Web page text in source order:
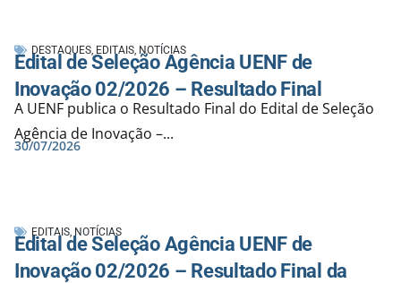
DESTAQUES, EDITAIS, NOTÍCIAS
Edital de Seleção Agência UENF de
Inovação 02/2026 – Resultado Final
A UENF publica o Resultado Final do Edital de Seleção
Agência de Inovação –...
30/07/2026
EDITAIS, NOTÍCIAS
Edital de Seleção Agência UENF de
Inovação 02/2026 – Resultado Final da